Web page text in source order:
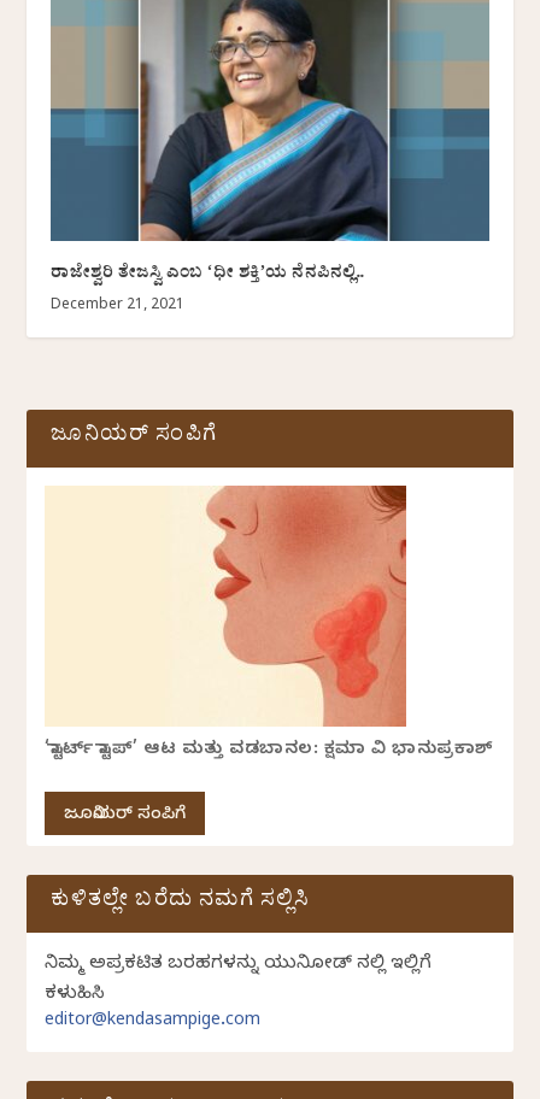
ರಾಜೇಶ್ವರಿ ತೇಜಸ್ವಿ ಎಂಬ ‘ಧೀ ಶಕ್ತಿ’ಯ ನೆನಪಿನಲ್ಲಿ..
December 21, 2021
ಜೂನಿಯರ್ ಸಂಪಿಗೆ
‘ಸ್ಟಾರ್ಟ್ ಸ್ಟಾಪ್’ ಆಟ ಮತ್ತು ವಡಬಾನಲ: ಕ್ಷಮಾ ವಿ ಭಾನುಪ್ರಕಾಶ್
ಜೂನಿಯರ್ ಸಂಪಿಗೆ
ಕುಳಿತಲ್ಲೇ ಬರೆದು ನಮಗೆ ಸಲ್ಲಿಸಿ
ನಿಮ್ಮ ಅಪ್ರಕಟಿತ ಬರಹಗಳನ್ನು ಯುನಿಕೋಡ್ ನಲ್ಲಿ ಇಲ್ಲಿಗೆ
ಕಳುಹಿಸಿ
editor@kendasampige.com